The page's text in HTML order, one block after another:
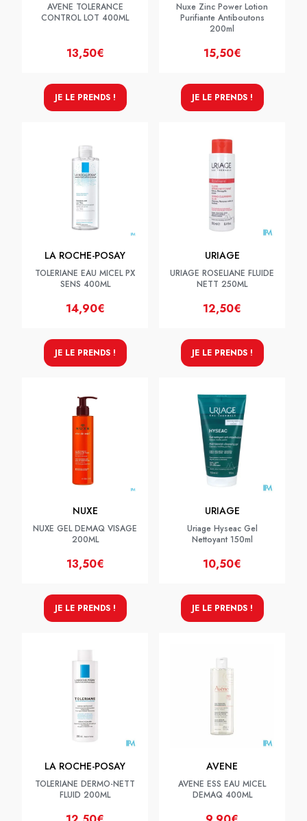
AVENE TOLERANCE
CONTROL LOT 400ML
13,50€
JE LE PRENDS !
Nuxe Zinc Power Lotion
Purifiante Antiboutons
200ml
15,50€
JE LE PRENDS !
LA ROCHE-POSAY
TOLERIANE EAU MICEL PX
SENS 400ML
14,90€
JE LE PRENDS !
URIAGE
URIAGE ROSELIANE FLUIDE
NETT 250ML
12,50€
JE LE PRENDS !
NUXE
NUXE GEL DEMAQ VISAGE
200ML
13,50€
JE LE PRENDS !
URIAGE
Uriage Hyseac Gel
Nettoyant 150ml
10,50€
JE LE PRENDS !
LA ROCHE-POSAY
TOLERIANE DERMO-NETT
FLUID 200ML
AVENE
AVENE ESS EAU MICEL
DEMAQ 400ML